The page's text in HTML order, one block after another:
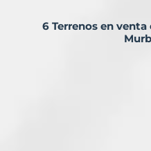
6 Terrenos en